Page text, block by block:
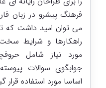
فرهنگ پیشرو در زبان
می توان امید داشت که
راهکارها و شرایط
مورد نیاز شامل
جوابگوی سوالات
اساسا مورد استفاده قرار